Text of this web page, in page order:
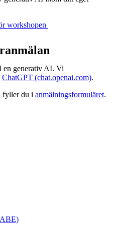
workshopen
en generativ AI. Vi
ChatGPT (chat.openai.com).
fyller du i anmälningsformuläret.